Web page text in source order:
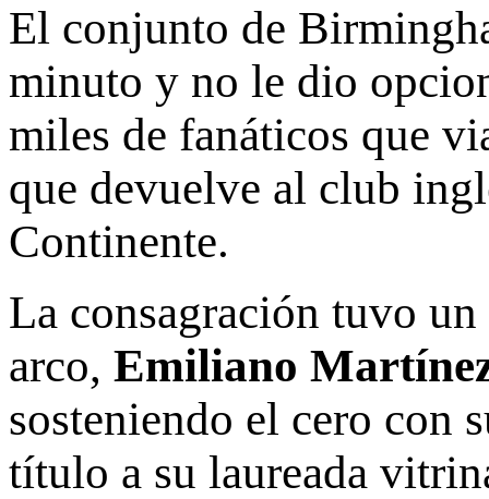
El conjunto de
minuto y no le dio
miles de fanáticos que
que devuelve al club
Continente.
La consagración tuvo
arco, Emiliano
sosteniendo el cero con
título a su laureada